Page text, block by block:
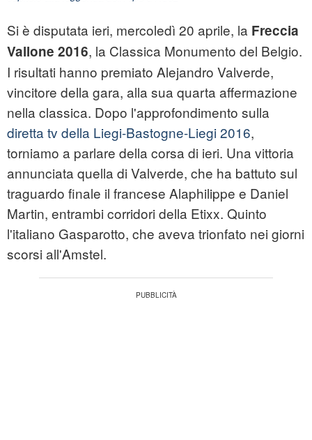
Si è disputata ieri, mercoledì 20 aprile, la Freccia
Vallone 2016, la Classica Monumento del Belgio.
I risultati hanno premiato Alejandro Valverde,
vincitore della gara, alla sua quarta affermazione
nella classica. Dopo l'approfondimento sulla
diretta tv della Liegi-Bastogne-Liegi 2016,
torniamo a parlare della corsa di ieri. Una vittoria
annunciata quella di Valverde, che ha battuto sul
traguardo finale il francese Alaphilippe e Daniel
Martin, entrambi corridori della Etixx. Quinto
l'italiano Gasparotto, che aveva trionfato nei giorni
scorsi all'Amstel.